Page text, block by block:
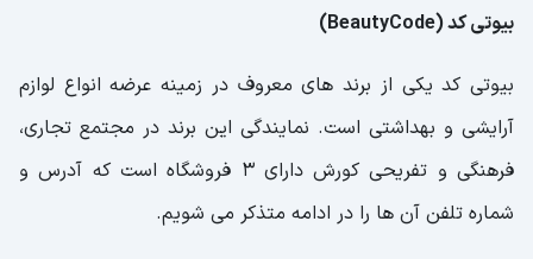
بیوتی کد (BeautyCode)
بیوتی کد یکی از برند های معروف در زمینه عرضه انواع لوازم
آرایشی و بهداشتی است. نمایندگی این برند در مجتمع تجاری،
فرهنگی و تفریحی کورش دارای 3 فروشگاه است که آدرس و
شماره تلفن آن ها را در ادامه متذکر می شویم.